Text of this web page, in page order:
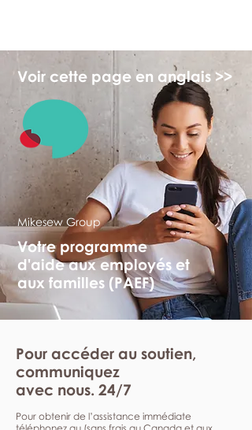
Voir cette page en anglais >>
Mikesew Group
Votre programme
d'aide aux employés et
aux familles (PAEF)
Pour accéder au soutien,
communiquez
avec nous. 24/7
Pour obtenir de l’assistance immédiate